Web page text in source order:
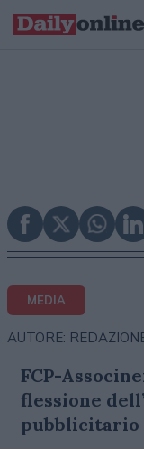
MEDIA
AUTORE:
FCP-
flessione
pubblicitario